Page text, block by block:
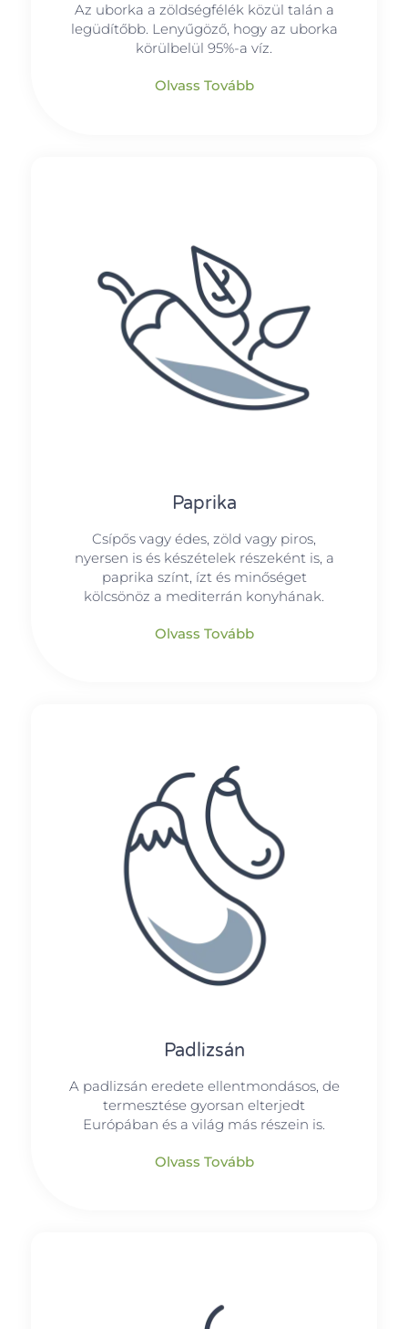
Az uborka a zöldségfélék közül talán a
legüdítőbb. Lenyűgöző, hogy az uborka
körülbelül 95%-a víz.
Olvass Tovább
Paprika
Csípős vagy édes, zöld vagy piros,
nyersen is és készételek részeként is, a
paprika színt, ízt és minőséget
kölcsönöz a mediterrán konyhának.
Olvass Tovább
Padlizsán
A padlizsán eredete ellentmondásos, de
termesztése gyorsan elterjedt
Európában és a világ más részein is.
Olvass Tovább